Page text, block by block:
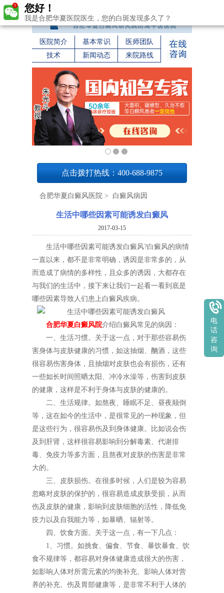
医院简介 基本常识
医师团队
技术
新闻动态 来院路线
点击拨打热线：400-688-9875
合肥华夏白癜风医院 > 白癜风病因
生活中哪些因素可能诱发白癜风
2017-03-15
生活中哪些因素可能诱发白癜风?白癜风的病情
一直以来，都不是非常明确，诱因是非常多的，从
而造成了病情的多样性，且众多的诱因，大都存在
与我们的生活中，接下来让我们一起看一看到底是
哪些因素导致人们患上白癜风疾病。
合肥华夏白癜风院介绍白癜风常见的病因：
一、生活习惯。关于这一点，对于那些容易伤
害身体与皮肤健康的习惯，如这抽烟、酗酒，这些
很容易伤害身体，且抽烟对皮肤也会有损伤，还有
一些如长时间照晒太阳、冲冷水澡等，伤害到皮肤
的健康，这样是不利于身体与皮肤的健康的。
二、生活规律。如熬夜、睡眠不足、昼夜颠倒
等，这在如今的生活中，是很常见的一种现象，但
是这些行为，很容易伤及到身体健康。比如说会伤
及到肝肾，这样很容易影响到分解毒素、代谢排
毒、免疫力等多方面，且熬夜对皮肤的伤害是非常
大的。
三、皮肤损伤。在很多时候，人们是较为容易
忽略对皮肤的保护的，很容易造成皮肤受损，从而
伤及皮肤的健康，影响到皮肤细胞的活性，降低免
疫力以及自我能力等，如暴晒、辐射等。
四、饮食方面。关于这一点，有一下几点：
1、习惯。如挑食、偏食、节食、暴饮暴食、饮
食不规律等，都容易对身体健康造成很大的伤害，
如影响人体对所需元素的均衡补充、影响人体对营
养的补充、伤及胃部健康等，是非常不利于人体的
您好！
我是合肥华夏医院医生，您的白斑发现多久了？
电
话
咨
询